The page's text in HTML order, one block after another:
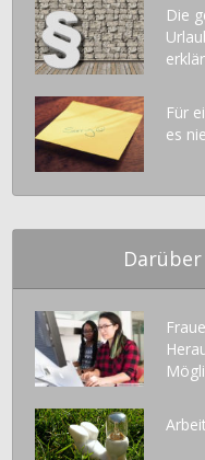
Die
Für
es